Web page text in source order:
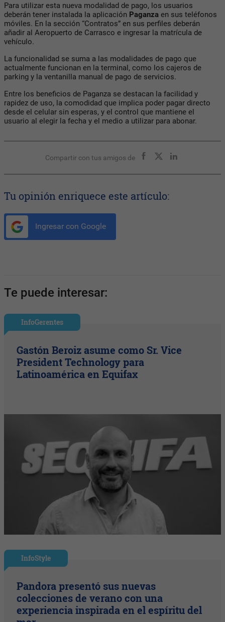
Para utilizar esta nueva modalidad de pago, los usuarios
deberán tener instalada la aplicación Paganza en sus teléfonos
móviles. En la sección “Contratos” en sus perfiles deberán
añadir al Aeropuerto de Carrasco e ingresar la matrícula de
vehículo.
La funcionalidad se suma a las modalidades de pago que
actualmente funcionan en la terminal, como los cajeros de
parking y la ventanilla manual de pago de servicios.
Entre los beneficios de Paganza se destacan la facilidad y
rapidez de uso, la comodidad que implica poder pagar directo
desde el celular sin esperas, y el control que mantiene el
usuario al elegir la fecha y el medio a utilizar para abonar.
Compartir con tus amigos de
Tu opinión enriquece este artículo:
Ingresar con Google
Te puede interesar:
InfoGerentes
Gastón Beroiz asume como Sr. Vice
President Technology para
Latinoamérica en Equifax
InfoStyle
Pandora presentó sus nuevas
colecciones de verano con una
experiencia inspirada en el espíritu del